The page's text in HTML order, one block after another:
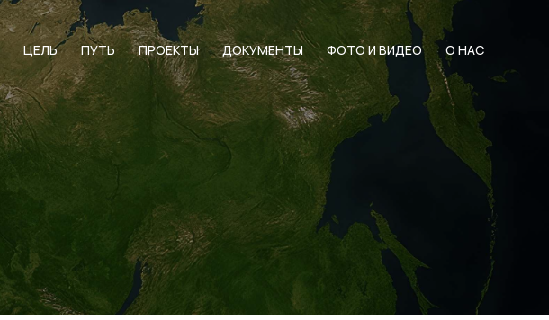
ЦЕЛЬ ПУТЬ ПРОЕКТЫ ДОКУМЕНТЫ ФОТО И ВИДЕО О НАС